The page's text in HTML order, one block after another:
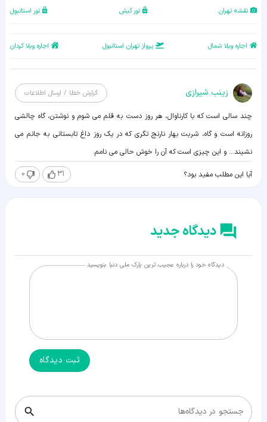
نقشه تهران تور کیش تور استانبول
اجاره ویلا شمال پرواز تهران استانبول اجاره ویلا کردان
زينب شيرازی گزارش خطا / ارسال اطلاعات
چند سالی است که با کارناوال، هر روز دست به قلم می شوم و نوشتن، گاه چالشی
روزانه است و گاه، شربت بهار نارنج تگری که در یک روز داغ تابستانی به جانم می
نشیند... و این چیزی است که آن را خوش حالی می نامم.
آیا این مطلب مفید بود؟ 31
0
دیدگاه جدید
دیدگاه خود را درباره عجیب ترین پارک ملی دنیا بنویسید
ثبت دیدگاه
جستجو در دیدگاه‌ها